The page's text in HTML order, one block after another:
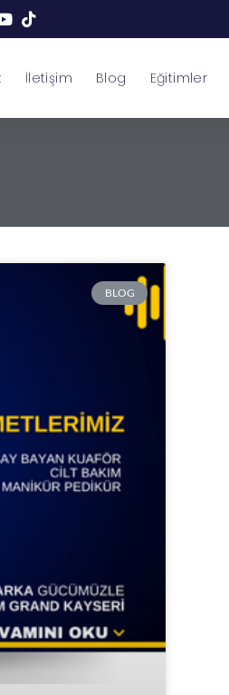
İletişim Blog Eğitimler
BLOG